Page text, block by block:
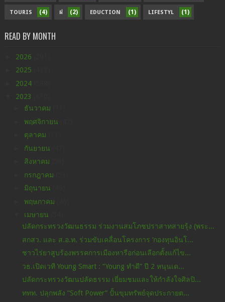
TOURIS (4) ฝ (2) EDUCTION (1) LIFESTYL (1)
READ BY MONTH
2026
2025
2024
2023
ธันวาคม
พฤศจิกายน
ตุลาคม
กันยายน
สิงหาคม
กรกฎาคม
มิถุนายน
พฤษภาคม
เมษายน
ปลัดกระทรวงวัฒนธรรม ร่วมงานสมโภชปราสาทสายรุ้ง (พระ...
สกสว. และ ส.อ.ท. ร่วมขับเคลื่อนโครงการ ‘กองทุนอินโ...
ชาวไร่ยาสูบร้องพรรคการเมืองหารือก่อนเลือกตั้งแก้ไข...
วธ.เปิดเวที Young Smart : “Young ทำดี” ปี 2 หนุนเด...
ปลัดกระทรวงวัฒนปลัดธรรม เยี่ยมชมและให้กำลังใจศิลปิ...
ททท. ปลุกพลัง “Soft Power” ปั้นขุมทรัพย์จุดประกายต...